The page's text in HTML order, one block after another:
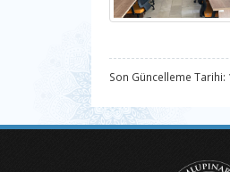
Son Güncelleme Tarihi: